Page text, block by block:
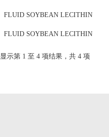
FLUID SOYBEAN LECITHIN
FLUID SOYBEAN LECITHIN
显示第 1 至 4 项结果，共 4 项